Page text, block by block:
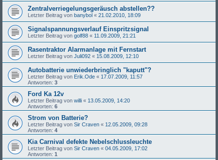
Zentralverriegelungsgeräusch abstellen??
Letzter Beitrag von banybol « 21.02.2010, 18:09
Signalspannungsverlauf Einspritzsignal
Letzter Beitrag von golf88 « 11.09.2009, 21:21
Rasentraktor Alarmanlage mit Fernstart
Letzter Beitrag von Juli092 « 15.08.2009, 12:10
Autobatterie unwiederbringlich "kaputt"?
Letzter Beitrag von Erik.Ode « 17.07.2009, 11:57
Antworten: 3
Ford Ka 12v
Letzter Beitrag von willi « 13.05.2009, 14:20
Antworten: 6
Strom von Batterie?
Letzter Beitrag von Sir Craven « 12.05.2009, 09:28
Antworten: 4
Kia Carnival defekte Nebelschlussleuchte
Letzter Beitrag von Sir Craven « 04.05.2009, 17:02
Antworten: 1